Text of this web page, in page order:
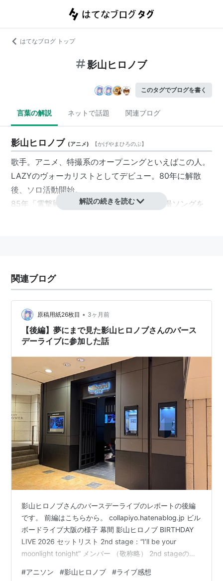
はてなブログ トップ
影山ヒロノブ
このタグでブログを書く
言葉の解説 ネットで話題 関連ブログ
影山ヒロノブ (アニメ) 【かげやまひろのぶ】
歌手。アニメ、特撮系のオープニングといえばこの人。
LAZYのヴォーカリストとしてデビュー。80年に解散
後、ソロ活動開始。
85年「 電撃戦隊チェンジマン」で初めて特撮ソングを
解説の続きを読む
関連ブログ
原稿用紙26枚目 • 3ヶ月前
【後編】夢にまで見た影山ヒロノブさんのバース
デーライブに参加した話
影山ヒロノブさんのバースデーライブのレポートの後編
です。 前編はこちらから。 collapiyo.hatenablog.jp ビル
ボードライブ大阪の様子 幕間 影山ヒロノブ BIRTHDAY
LIVE 2026 セットリスト 2nd stage：“I’ll be your
moonlight tonight” メンバー （敬称略） 2nd stageの感
#アニソン #影山ヒロノブ #ライブ感想